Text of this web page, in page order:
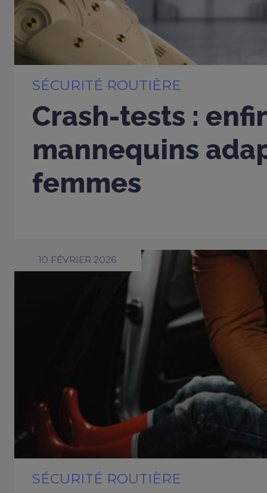
SÉCURITÉ ROUTIÈRE
Crash-tests :
mannequins
femmes
10 FÉVRIER 2026
SÉCURITÉ ROUTIÈRE